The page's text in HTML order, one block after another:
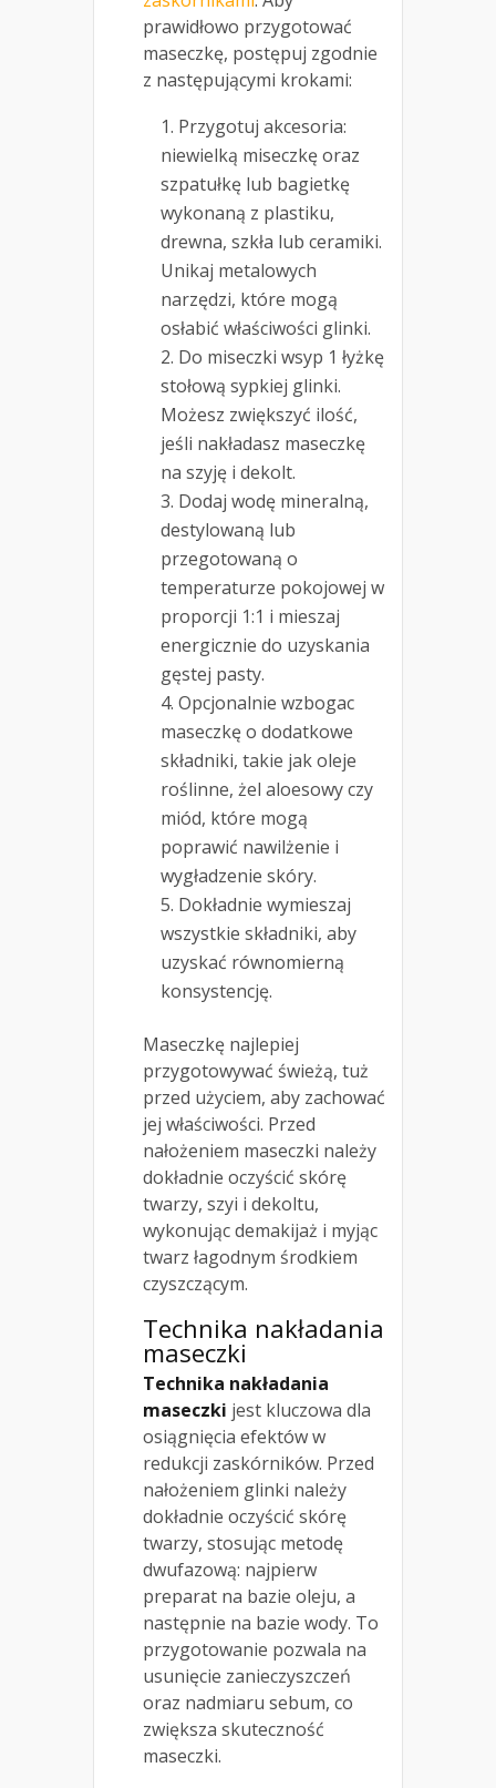
prawidłowo przygotować
maseczkę, postępuj zgodnie
z następującymi krokami:
Przygotuj akcesoria:
niewielką miseczkę oraz
szpatułkę lub bagietkę
wykonaną z plastiku,
drewna, szkła lub ceramiki.
Unikaj metalowych
narzędzi, które mogą
osłabić właściwości glinki.
Do miseczki wsyp 1 łyżkę
stołową sypkiej glinki.
Możesz zwiększyć ilość,
jeśli nakładasz maseczkę
na szyję i dekolt.
Dodaj wodę mineralną,
destylowaną lub
przegotowaną o
temperaturze pokojowej w
proporcji 1:1 i mieszaj
energicznie do uzyskania
gęstej pasty.
Opcjonalnie wzbogac
maseczkę o dodatkowe
składniki, takie jak oleje
roślinne, żel aloesowy czy
miód, które mogą
poprawić nawilżenie i
wygładzenie skóry.
Dokładnie wymieszaj
wszystkie składniki, aby
uzyskać równomierną
konsystencję.
Maseczkę najlepiej
przygotowywać świeżą, tuż
przed użyciem, aby zachować
jej właściwości. Przed
nałożeniem maseczki należy
dokładnie oczyścić skórę
twarzy, szyi i dekoltu,
wykonując demakijaż i myjąc
twarz łagodnym środkiem
czyszczącym.
Technika nakładania
maseczki
Technika nakładania
maseczki jest kluczowa dla
osiągnięcia efektów w
redukcji zaskórników. Przed
nałożeniem glinki należy
dokładnie oczyścić skórę
twarzy, stosując metodę
dwufazową: najpierw
preparat na bazie oleju, a
następnie na bazie wody. To
przygotowanie pozwala na
usunięcie zanieczyszczeń
oraz nadmiaru sebum, co
zwiększa skuteczność
maseczki.